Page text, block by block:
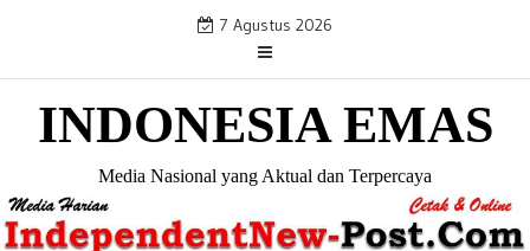
i
o
7 Agustus 2026
INDONESIA EMAS
Media Nasional yang Aktual dan Terpercaya